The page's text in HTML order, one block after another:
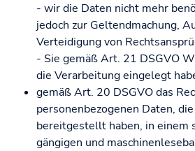
- wir die Daten nicht mehr
jedoch zur Geltendmachung,
Verteidigung von
- Sie gemäß Art. 21 DSGVO
die Verarbeitung eingelegt
gemäß Art. 20 DSGVO das
personenbezogenen Daten,
bereitgestellt haben, in einem
gängigen und